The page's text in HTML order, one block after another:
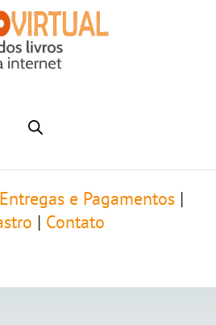
Entregas e Pagamentos
Contato